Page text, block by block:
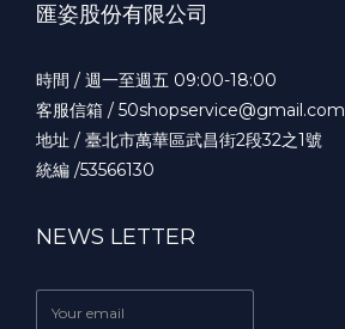
匯姿股份有限公司
時間 / 週一至週五 09:00-18:00
客服信箱 / 50shopservice@gmail.com
地址 / 臺北市萬華區武昌街2段32之1號
統編 /53566130
NEWS LETTER